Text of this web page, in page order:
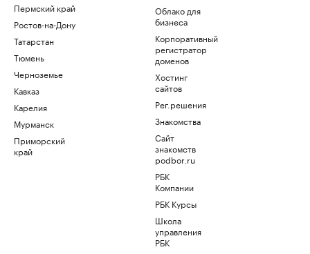
Пермский край
Ростов-на-Дону
Татарстан
Тюмень
Черноземье
Кавказ
Карелия
Мурманск
Приморский
край
Облако для
бизнеса
Корпоративный
регистратор
доменов
Хостинг
сайтов
Рег.решения
Знакомства
Сайт
знакомств
podbor.ru
РБК
Компании
РБК Курсы
Школа
управления
РБК